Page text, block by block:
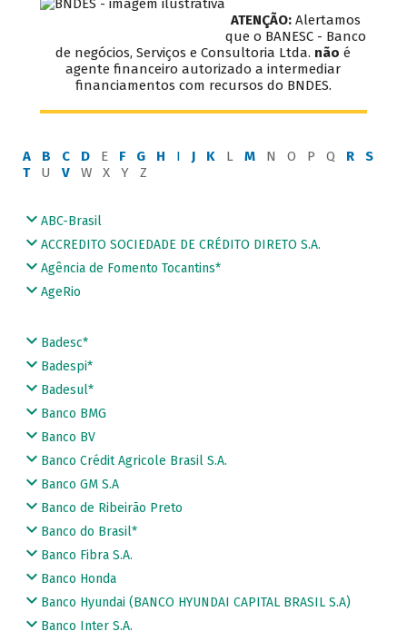
ATENÇÃO: Alertamos
que o BANESC - Banco
de negócios, Serviços e Consultoria Ltda. não é
agente financeiro autorizado a intermediar
financiamentos com recursos do BNDES.
A B C DE F G H I J KL MN O P Q R
S
TU VW X Y Z
ABC-Brasil
ACCREDITO SOCIEDADE DE CRÉDITO DIRETO S.A.
Agência de Fomento Tocantins*
AgeRio
Badesc*
Badespi*
Badesul*
Banco BMG
Banco BV
Banco Crédit Agricole Brasil S.A.
Banco GM S.A
Banco de Ribeirão Preto
Banco do Brasil*
Banco Fibra S.A.
Banco Honda
Banco Hyundai (BANCO HYUNDAI CAPITAL BRASIL S.A)
Banco Inter S.A.